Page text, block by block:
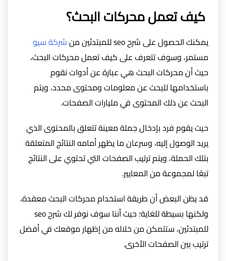
كيف تعمل محركات البحث؟
يمكنك الحصول على شرح seo للمبتدئين من
شركة سيو
مستمر، وسوف تتعرف على كيف تعمل محركات البحث،
حيث أن محركات البحث هي عبارة عن أدوات نقوم
باستخدامها للبحث عن معلومات ومحتوى محدد، ويتم
البحث عن ذلك المحتوى في مليارات الصفحات.
حيث يقوم فرد بإدخال جملة معينة تتعلق بالمحتوى الذي
يريد الوصول إليه، وسرعان ما يظهر أمامه النتائج المتعلقة
بتلك الحملة، ويتم ترتيب الصفحات التي تحتوي على النتائج
تبعًا لمجموعة من المعايير.
قد يظن البعض أن طريقة استخدام محركات البحث معقدة،
ولكنها بسيطة للغاية؛ حيث أننا سوف نوفر لك شرح seo
للمبتدئين، ستتمكن من خلاله من إظهار موقعك في أفضل
ترتيب بين الصفحات الأخرى.